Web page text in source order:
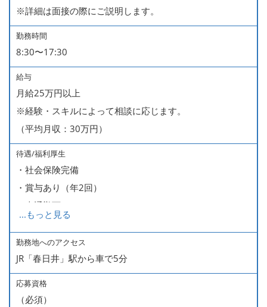
※詳細は面接の際にご説明します。
勤務時間
8:30〜17:30
給与
月給25万円以上
※経験・スキルによって相談に応じます。
（平均月収：30万円）
待遇/福利厚生
・社会保険完備
・賞与あり（年2回）
・車通勤可
・制服貸与
・研修制度あり
・資格取得支援制度あり（資格取得時に費用の半分を会社
が負担 ※勤続年数・経験年数による）
・会員制ホテル施設利用可
... もっと見る
勤務地へのアクセス
JR「春日井」駅から車で5分
応募資格
（必須）